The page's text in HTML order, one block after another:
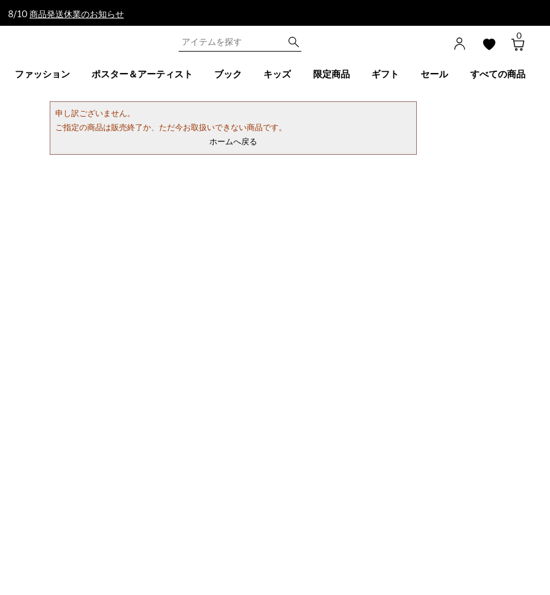
8/10 商品発送休業のお知らせ
0
ファッション ポスター＆アーティスト ブック キッズ 限定商品 ギフト セール すべての商品
申し訳ございません。
ご指定の商品は販売終了か、ただ今お取扱いできない商品です。
ホームへ戻る